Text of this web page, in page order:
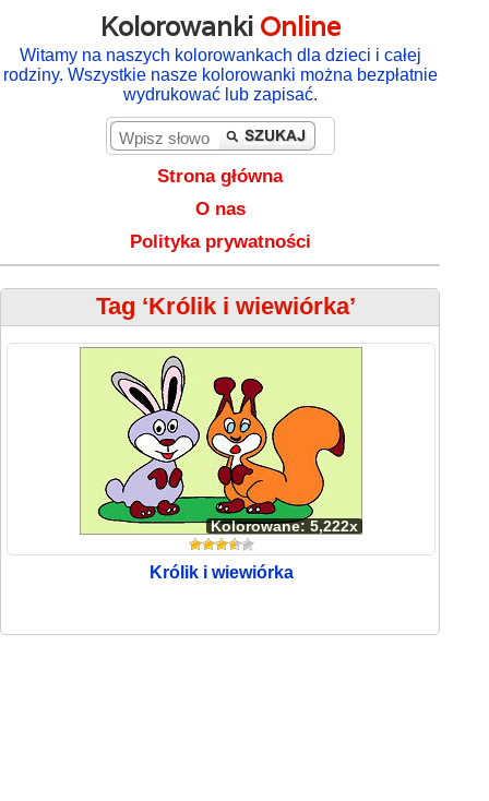
Kolorowanki Online
Witamy na naszych kolorowankach dla dzieci i całej
rodziny. Wszystkie nasze kolorowanki można bezpłatnie
wydrukować lub zapisać.
Strona główna
O nas
Polityka prywatności
Tag ‘Królik i wiewiórka’
Kolorowane: 5,222x
Królik i wiewiórka